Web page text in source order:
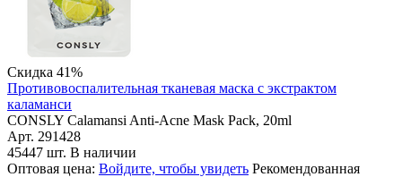
Скидка 41%
Противовоспалительная тканевая маска с экстрактом
каламанси
CONSLY Calamansi Anti-Acne Mask Pack, 20ml
Арт. 291428
45447 шт. В наличии
Оптовая цена: Войдите, чтобы увидеть Рекомендованная